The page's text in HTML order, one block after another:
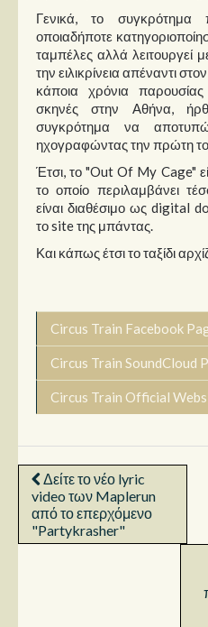
Γενικά, το συγκρότημα
οποιαδήποτε
ταμπέλες αλλά λειτουργεί
την ειλικρίνεια απέναντι
κάποια χρόνια
σκηνές στην Αθήνα,
συγκρότημα να
ηχογραφώντας την πρώτη
Έτσι, το "Out Of My Cage"
το οποίο περιλαμβάνει
είναι διαθέσιμο ως digital
το site της μπάντας.
Και κάπως έτσι το ταξίδι
Circus Train Facebook
Circus Train SoundCloud
Circus Train Official
Δείτε το νέο lyric
video των Maplerun
από το επερχόμενο
"Partykrasher"